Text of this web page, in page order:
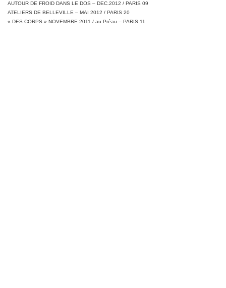
AUTOUR DE FROID DANS LE DOS – DEC.2012 / PARIS 09
ATELIERS DE BELLEVILLE – MAI 2012 / PARIS 20
« DES CORPS » NOVEMBRE 2011 / au Préau – PARIS 11